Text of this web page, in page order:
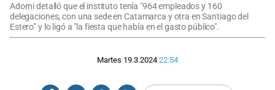
Adorni detalló que el instituto tenía "964 empleados y 160
delegaciones, con una sede en Catamarca y otra en Santiago del
Estero” y lo ligó a "la fiesta que había en el gasto público".
Martes 19.3.2024 22:54